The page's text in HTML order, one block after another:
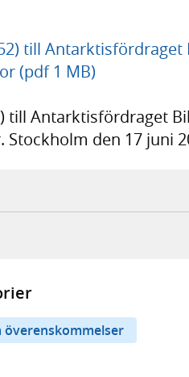
till Antarktisfördraget
(pdf 1 MB)
till Antarktisfördraget
den 17 juni
webbplats,
din e-postklient,
överenskommelser